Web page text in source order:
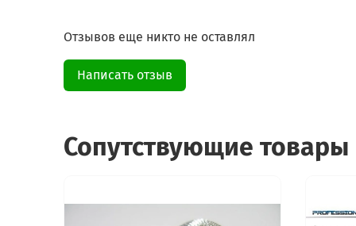
Отзывов еще никто не оставлял
Написать отзыв
Сопутствующие товары